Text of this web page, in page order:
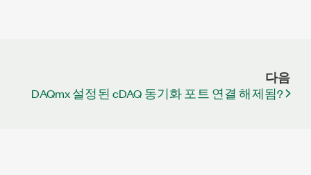
다음
DAQmx 설정된 cDAQ 동기화 포트 연결 해제됨?